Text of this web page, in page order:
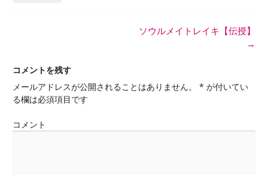
ソウルメイトレイキ【伝授】
→
コメントを残す
メールアドレスが公開されることはありません。
* が付いてい
る欄は必須項目です
コメント